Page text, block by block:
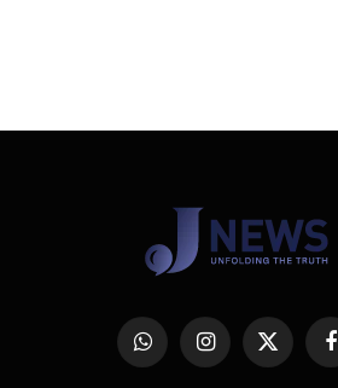
فيسبوك
X
الانستغرامواتساب